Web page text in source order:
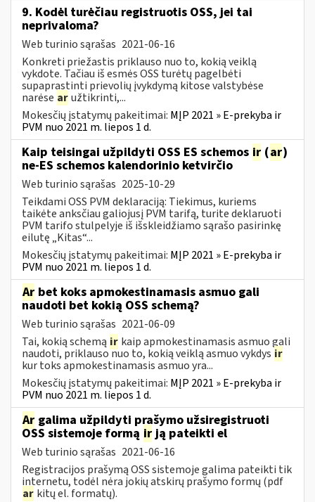
9. Kodėl turėčiau registruotis OSS, jei tai
neprivaloma?
Web turinio sąrašas 2021-06-16
Konkreti priežastis priklauso nuo to, kokią veiklą
vykdote. Tačiau iš esmės OSS turėtų pagelbėti
supaprastinti prievolių įvykdymą kitose valstybėse
narėse aružtikrinti,...
Mokesčių įstatymų pakeitimai: MĮP 2021 » E-prekyba ir
PVM nuo 2021 m. liepos 1 d.
Kaip teisingai užpildyti OSS ES schemos ir (ar)
ne-ES schemos kalendorinio ketvirčio
Web turinio sąrašas 2025-10-29
Teikdami OSS PVM deklaraciją: Tiekimus, kuriems
taikėte anksčiau galiojusį PVM tarifą, turite deklaruoti
PVM tarifo stulpelyje iš išskleidžiamo sąrašo pasirinkę
eilutę „Kitas“...
Mokesčių įstatymų pakeitimai: MĮP 2021 » E-prekyba ir
PVM nuo 2021 m. liepos 1 d.
Ar bet koks apmokestinamasis asmuo gali
naudoti bet kokią OSS schemą?
Web turinio sąrašas 2021-06-09
Tai, kokią schemą ir kaip apmokestinamasis asmuo gali
naudoti, priklauso nuo to, kokią veiklą asmuo vykdys ir
kur toks apmokestinamasis asmuo yra...
Mokesčių įstatymų pakeitimai: MĮP 2021 » E-prekyba ir
PVM nuo 2021 m. liepos 1 d.
Ar galima užpildyti prašymo užsiregistruoti
OSS sistemoje formą irją pateikti el
Web turinio sąrašas 2021-06-16
Registracijos prašymą OSS sistemoje galima pateikti tik
internetu, todėl nėra jokių atskirų prašymo formų (pdf
ar kitų el. formatų).